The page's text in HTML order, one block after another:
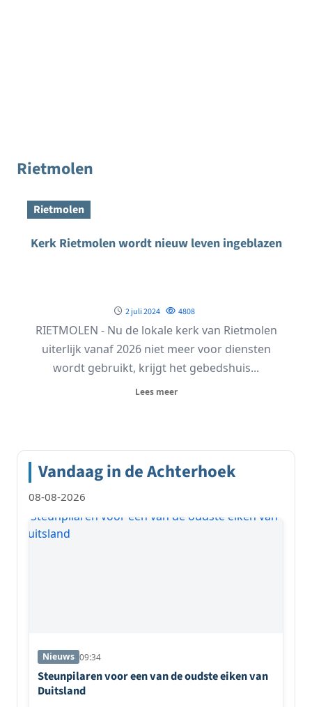
Rietmolen
Rietmolen
Kerk Rietmolen wordt nieuw leven ingeblazen
2 juli 2024 4808
RIETMOLEN - Nu de lokale kerk van Rietmolen
uiterlijk vanaf 2026 niet meer voor diensten
wordt gebruikt, krijgt het gebedshuis...
Lees meer
Vandaag in de Achterhoek
08-08-2026
Nieuws 09:34
Steunpilaren voor een van de oudste eiken van
Duitsland